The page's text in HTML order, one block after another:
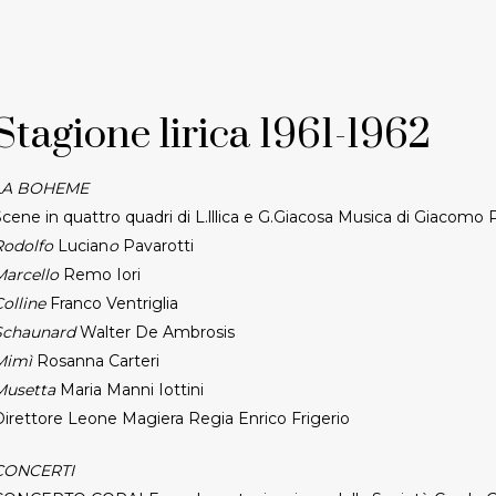
lirica 1961-1962
BOHEME
in quattro quadri di L.lllica e G.Giacosa Musica di Giacomo
LucianoPavarotti
Remo Iori
Franco Ventriglia
Walter De Ambrosis
Rosanna Carteri
Maria Manni Iottini
Leone Magiera Regia Enrico Frigerio